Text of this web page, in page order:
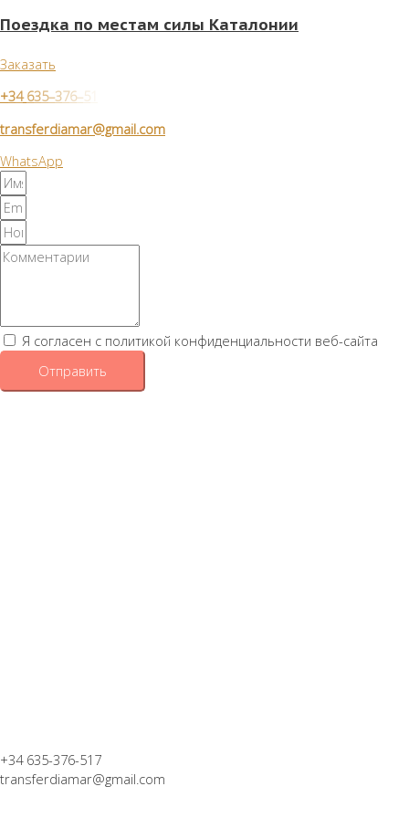
Поездка по местам силы Каталонии
Заказать
+34 635–376–5
transferdiamar@gmail.com
WhatsApp
Я согласен с политикой конфиденциальности веб-сайта
Отправить
+34 635-376-517
transferdiamar@gmail.com